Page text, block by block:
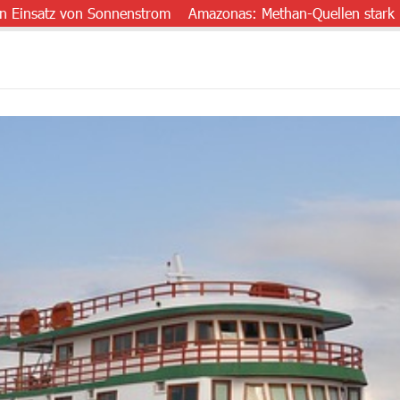
von Sonnenstrom Amazonas: Methan-Quellen stark